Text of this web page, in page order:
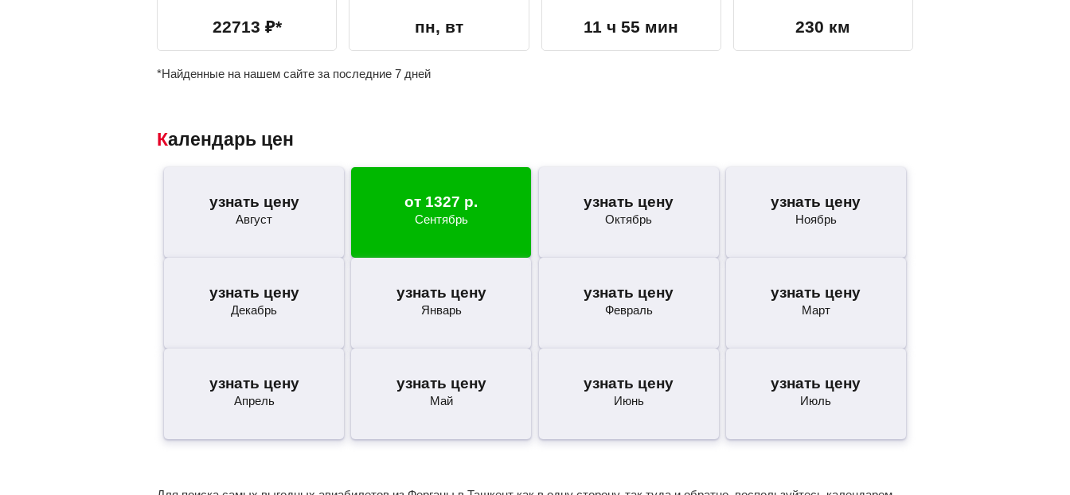
22713 ₽* пн, вт 11 ч 55 мин 230 км
*Найденные на нашем сайте за последние 7 дней
Календарь цен
узнать цену
Август
от 1327 р.
Сентябрь
узнать цену
Октябрь
узнать цену
Ноябрь
узнать цену
Декабрь
узнать цену
Январь
узнать цену
Февраль
узнать цену
Март
узнать цену
Апрель
узнать цену
Май
узнать цену
Июнь
узнать цену
Июль